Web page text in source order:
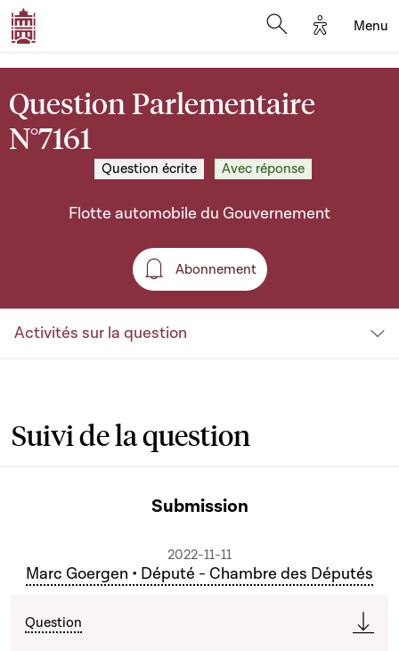
Options
Menu
Question Parlementaire
N°7161
Question écrite Avec réponse
Flotte automobile du Gouvernement
Abonnement
Abonnement
Activités sur la question
Suivi de la question
Submission
2022-11-11
Marc Goergen • Député - Chambre des Députés
Question